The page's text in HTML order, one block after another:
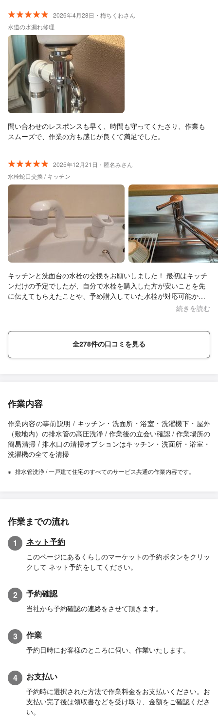
2026年4月28日・梅ちくわさん
水道の水漏れ修理
問い合わせのレスポンスも早く、時間も守ってくたさり、作業も
スムーズで、作業の方も感じが良くて満足でした。
2025年12月21日・匿名みさん
水栓蛇口交換 / キッチン
キッチンと洗面台の水栓の交換をお願いしました！ 最初はキッチ
ンだけの予定でしたが、自分で水栓を購入した方が安いことを先
に伝えてもらえたことや、予め購入していた水栓が対応可能か調
べてくださったりと、とても親切に対応していただいたので洗面
約の時間の1時間前に連絡をくださり、前の現場から今から向かう
ので、と家に着ける時間を改めて連絡下さいました。ほぼ予定通
りでしたが、ナビで家の住所を入力しても出ず、迷われたようで
続きを読む
全278件の口コミを見る
作業内容
作業内容の事前説明 / キッチン・洗面所・浴室・洗濯機下・屋外
（敷地内）の排水管の高圧洗浄 / 作業後の立会い確認 / 作業場所の
簡易清掃 / 排水口の清掃オプションはキッチン・洗面所・浴室・
洗濯機の全てを清掃
排水管洗浄 / 一戸建て住宅のすべてのサービス共通の作業内容です。
作業までの流れ
1 ネット予約
このページにあるくらしのマーケットの予約ボタンをクリッ
クして ネット予約をしてください。
2 予約確認
当社から予約確認の連絡をさせて頂きます。
3 作業
予約日時にお客様のところに伺い、作業いたします。
4 お支払い
予約時に選択された方法で作業料金をお支払いください。お
支払い完了後は領収書などを受け取り、金額をご確認くださ
い。